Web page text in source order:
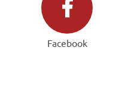
Facebook